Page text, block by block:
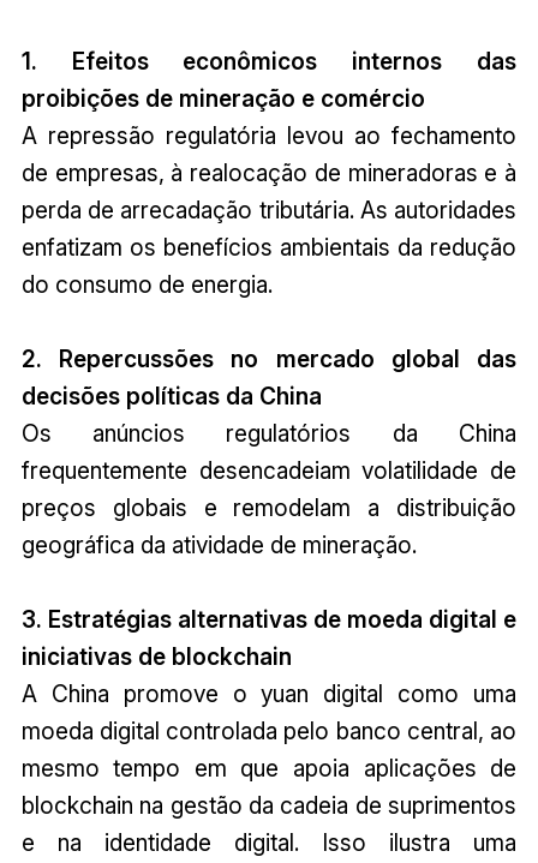
1. Efeitos econômicos internos das
proibições de mineração e comércio
A repressão regulatória levou ao fechamento
de empresas, à realocação de mineradoras e à
perda de arrecadação tributária. As autoridades
enfatizam os benefícios ambientais da redução
do consumo de energia.
2. Repercussões no mercado global das
decisões políticas da China
Os anúncios regulatórios da China
frequentemente desencadeiam volatilidade de
preços globais e remodelam a distribuição
geográfica da atividade de mineração.
3. Estratégias alternativas de moeda digital e
iniciativas de blockchain
A China promove o yuan digital como uma
moeda digital controlada pelo banco central, ao
mesmo tempo em que apoia aplicações de
blockchain na gestão da cadeia de suprimentos
e na identidade digital. Isso ilustra uma